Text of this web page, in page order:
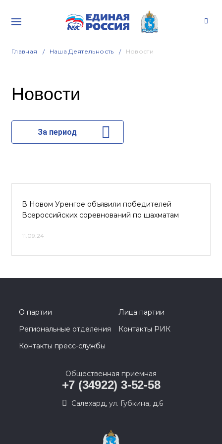
Главная Наша Деятельность Новости
Новости
За период
В Новом Уренгое объявили победителей
Всероссийских соревнований по шахматам
11.09.24
О партии
Лица партии
Региональные отделения
Контакты РИК
Контакты пресс-службы
Общественная приемная
+7 (34922) 3-52-58
Салехард, ул. Губкина, д.6